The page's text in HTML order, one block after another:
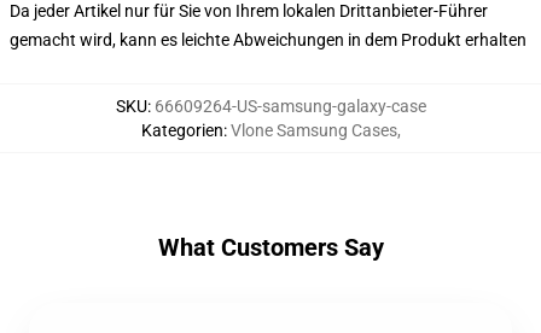
Da jeder Artikel nur für Sie von Ihrem lokalen Drittanbieter-Führer
gemacht wird, kann es leichte Abweichungen in dem Produkt erhalten
SKU: 66609264-US-samsung-galaxy-case
Kategorien:Vlone Samsung Cases,
What Customers Say